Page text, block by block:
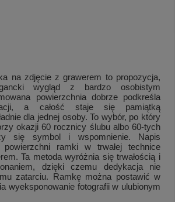
na zdjęcie z grawerem to propozycja,
wygląd z bardzo osobistym
powierzchnia dobrze podkreśla
a całość staje się pamiątką
dla jednej osoby. To wybór, po który
okazji 60 rocznicy ślubu albo 60-tych
się symbol i wspomnienie. Napis
ramki w trwałej technice
Ta metoda wyróżnia się trwałością i
dzięki czemu dedykacja nie
zatarciu. Ramkę można postawić w
wyeksponowanie fotografii w ulubionym